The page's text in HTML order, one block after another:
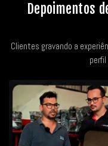
Depoimentos
Clientes gravando a
perfil